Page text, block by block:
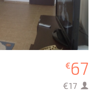
€67
€17